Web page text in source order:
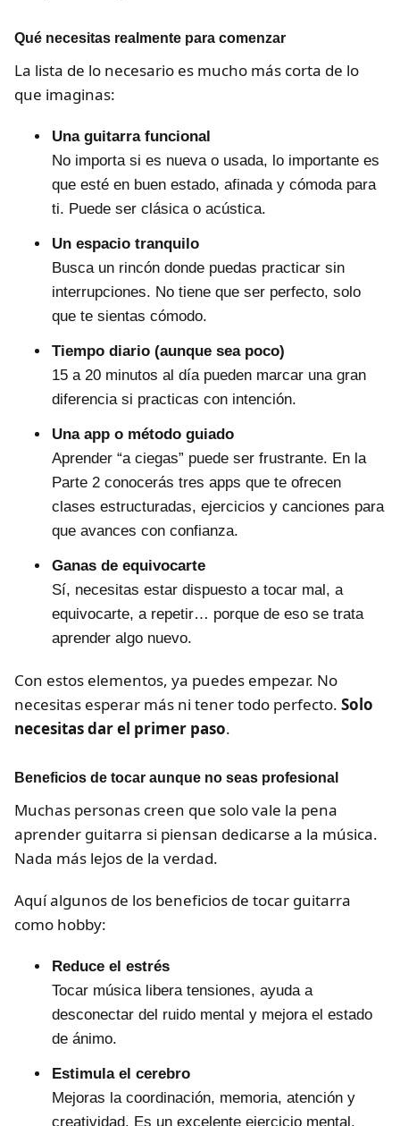
Qué necesitas realmente para comenzar
La lista de lo necesario es mucho más corta de lo
que imaginas:
Una guitarra funcional
No importa si es nueva o usada, lo importante es
que esté en buen estado, afinada y cómoda para
ti. Puede ser clásica o acústica.
Un espacio tranquilo
Busca un rincón donde puedas practicar sin
interrupciones. No tiene que ser perfecto, solo
que te sientas cómodo.
Tiempo diario (aunque sea poco)
15 a 20 minutos al día pueden marcar una gran
diferencia si practicas con intención.
Una app o método guiado
Aprender “a ciegas” puede ser frustrante. En la
Parte 2 conocerás tres apps que te ofrecen
clases estructuradas, ejercicios y canciones para
que avances con confianza.
Ganas de equivocarte
Sí, necesitas estar dispuesto a tocar mal, a
equivocarte, a repetir… porque de eso se trata
aprender algo nuevo.
Con estos elementos, ya puedes empezar. No
necesitas esperar más ni tener todo perfecto. Solo
necesitas dar el primer paso.
Beneficios de tocar aunque no seas profesional
Muchas personas creen que solo vale la pena
aprender guitarra si piensan dedicarse a la música.
Nada más lejos de la verdad.
Aquí algunos de los beneficios de tocar guitarra
como hobby:
Reduce el estrés
Tocar música libera tensiones, ayuda a
desconectar del ruido mental y mejora el estado
de ánimo.
Estimula el cerebro
Mejoras la coordinación, memoria, atención y
creatividad. Es un excelente ejercicio mental.